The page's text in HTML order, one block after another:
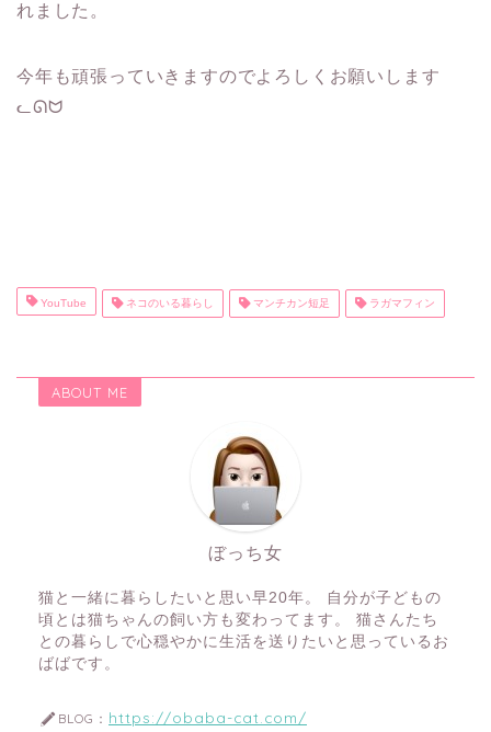
れました。
今年も頑張っていきますのでよろしくお願いします
ᓚᘏᗢ
YouTube ネコのいる暮らし マンチカン短足 ラガマフィン
ABOUT ME
ぼっち女
猫と一緒に暮らしたいと思い早20年。 自分が子どもの
頃とは猫ちゃんの飼い方も変わってます。 猫さんたち
との暮らしで心穏やかに生活を送りたいと思っているお
ばばです。
BLOG： https://obaba-cat.com/